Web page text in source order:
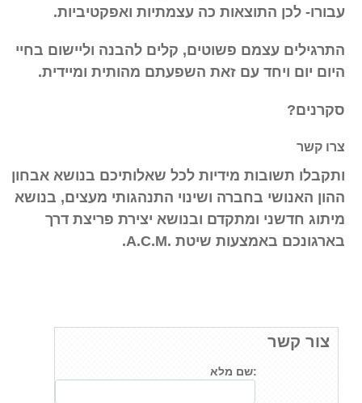
עבורו- לכן התוצאות כה עצמתיות ואפקטיביות.
התרגילים עצמם פשוטים, קלים להבנה וליישום בחיי
היום יום ויחד עם זאת השפעתם מהותית ומיידית.
סקרנים?
צרו קשר
ותקבלו תשובות מידיות לכל שאלותיכם בנושא אבחון
ההון האנושי בחברה ושינוי התנהגותי מעצים, בנושא
מיתוג חדשני ומתקדם ובנושא יצירת פריצת דרך
בארגונכם באמצעות שיטת .A.C.M.
צור קשר
שם מלא: